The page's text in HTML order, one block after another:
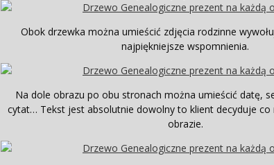
Obok drzewka można umieścić zdjęcia rodzinne
najpiękniejsze wspomnienia.
Na dole obrazu po obu stronach można umieścić datę,
cytat… Tekst jest absolutnie dowolny to klient decyduje co
obrazie.